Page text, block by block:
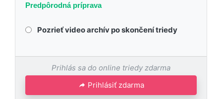
Predpôrodná príprava
Pozrieť video archív po skončení triedy
Prihlás sa do online triedy zdarma
Prihlásiť zdarma